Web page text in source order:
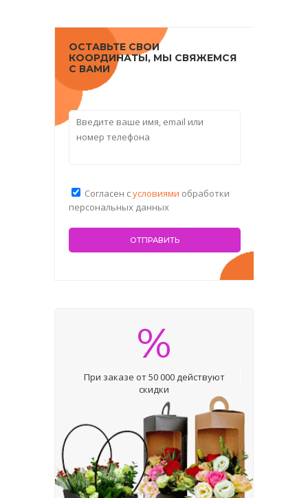
ОСТАВЬТЕ СВОИ
КООРДИНАТЫ, МЫ СВЯЖЕМСЯ
С ВАМИ
Согласен сусловиями обработки
персональных данных
%
При заказе от 50 000 действуют
скидки